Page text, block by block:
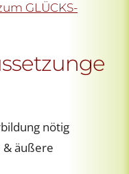
GLÜCKS-
nötig
äußere